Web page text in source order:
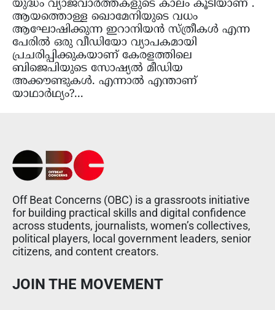
യുദ്ധം വ്യാജവാർത്തകളുടെ കാലം കൂടിയാണ് .
ആയത്തൊള്ള ഖൊമേനിയുടെ വധം
ആഘോഷിക്കുന്ന ഇറാനിയൻ സ്ത്രീകൾ എന്ന
പേരിൽ ഒരു വീഡിയോ വ്യാപകമായി
പ്രചരിപ്പിക്കുകയാണ് കേരളത്തിലെ
ബിജെപിയുടെ സോഷ്യൽ മീഡിയ
അക്കൗണ്ടുകൾ. എന്നാൽ എന്താണ്
യാഥാർഥ്യം?...
Off Beat Concerns (OBC) is a grassroots initiative
for building practical skills and digital confidence
across students, journalists, women’s collectives,
political players, local government leaders, senior
citizens, and content creators.
JOIN THE MOVEMENT